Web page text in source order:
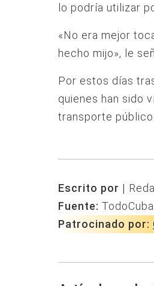
lo podría utilizar
«No era mejor
hecho mijo», le
Por estos días
quienes han sido
transporte público
Escrito por |
Fuente: TodoCuba
Patrocinado por: